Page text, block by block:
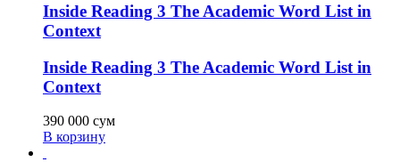
Inside Reading 3 The Academic Word List in
Context
Inside Reading 3 The Academic Word List in
Context
390 000 сум
В корзину